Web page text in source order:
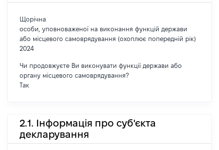
Щорічна
особи, уповноваженої на виконання функцій держави
або місцевого самоврядування (охоплює попередній рік)
2024
Чи продовжуєте Ви виконувати функції держави або
органу місцевого самоврядування?
Так
2.1. Інформація про суб'єкта
декларування